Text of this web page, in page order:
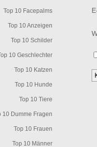
Top 10 Facepalms
Top 10 Anzeigen
Top 10 Schilder
10 Geschlechter
Top 10 Katzen
Top 10 Hunde
Top 10 Tiere
10 Dumme Fragen
Top 10 Frauen
Top 10 Männer